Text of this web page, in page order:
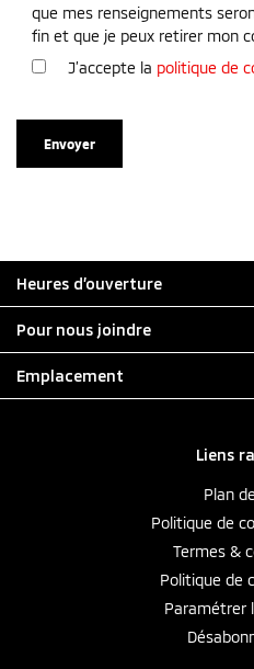
que mes renseignements
fin et que je peux retirer mon
J’accepte la politique de
Liens
Plan
Politique de
Termes &
Politique de
Paramétrer
Heures d’ouverture
Pour nous joindre
Emplacement